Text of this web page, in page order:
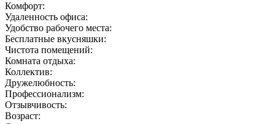
Комфорт:
Удаленность офиса:
Удобство рабочего места:
Бесплатные вкусняшки:
Чистота помещений:
Комната отдыха:
Коллектив:
Дружелюбность:
Профессионализм:
Отзывчивость:
Возраст: